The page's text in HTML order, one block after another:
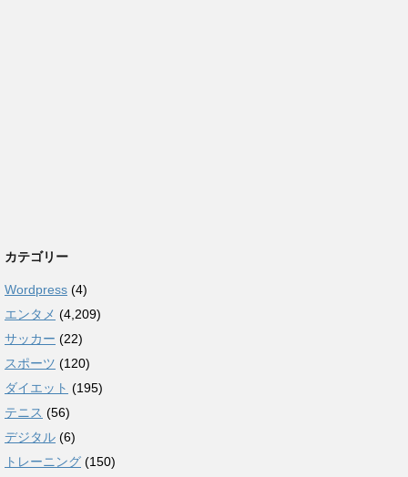
カテゴリー
Wordpress (4)
エンタメ (4,209)
サッカー (22)
スポーツ (120)
ダイエット (195)
テニス (56)
デジタル (6)
トレーニング (150)